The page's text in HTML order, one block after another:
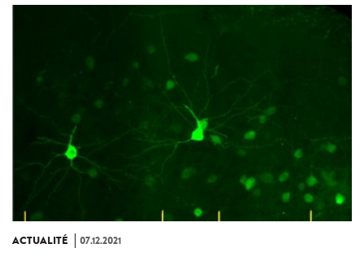
ACTUALITÉ 07.12.2021